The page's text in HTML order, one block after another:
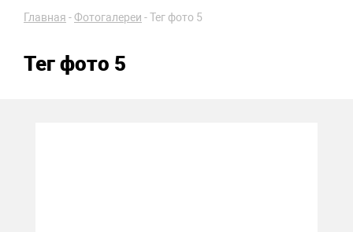
Главная -Фотогалереи -Тег фото 5
Тег фото 5